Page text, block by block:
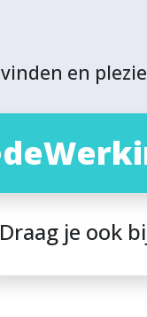
en
je ook